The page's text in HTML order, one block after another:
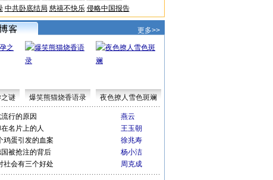
中共卧底结局 慈禧不快乐 侵略中国报告
更多>>
谜 爆笑熊猫烧香语录 夜色撩人雪色斑斓
流行的原因
燕云
在名片上的人
王玉朝
鸡蛋引发的血案
徐兆寿
国被抢注的背后
杨小洁
社会有三个好处 周克成